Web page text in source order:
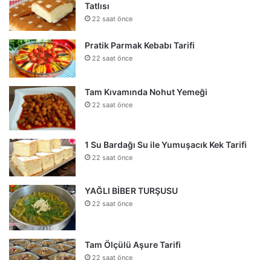
Tatlısı
22 saat önce
Pratik Parmak Kebabı Tarifi
22 saat önce
Tam Kıvamında Nohut Yemeği
22 saat önce
1 Su Bardağı Su ile Yumuşacık Kek Tarifi
22 saat önce
YAĞLI BİBER TURŞUSU
22 saat önce
Tam Ölçülü Aşure Tarifi
22 saat önce